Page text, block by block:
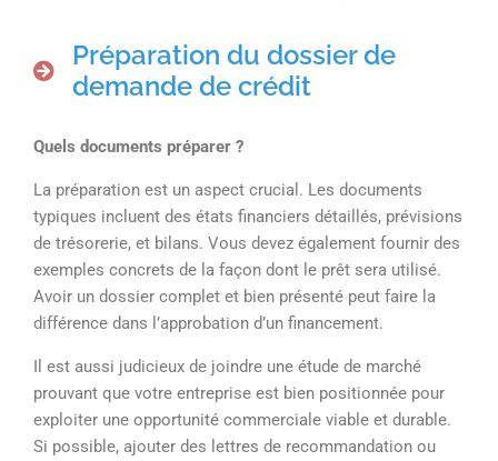
Préparation du dossier de
demande de crédit
Quels documents préparer ?
La préparation est un aspect crucial. Les documents
typiques incluent des états financiers détaillés, prévisions
de trésorerie, et bilans. Vous devez également fournir des
exemples concrets de la façon dont le prêt sera utilisé.
Avoir un dossier complet et bien présenté peut faire la
différence dans l’approbation d’un financement.
Il est aussi judicieux de joindre une étude de marché
prouvant que votre entreprise est bien positionnée pour
exploiter une opportunité commerciale viable et durable.
Si possible, ajouter des lettres de recommandation ou